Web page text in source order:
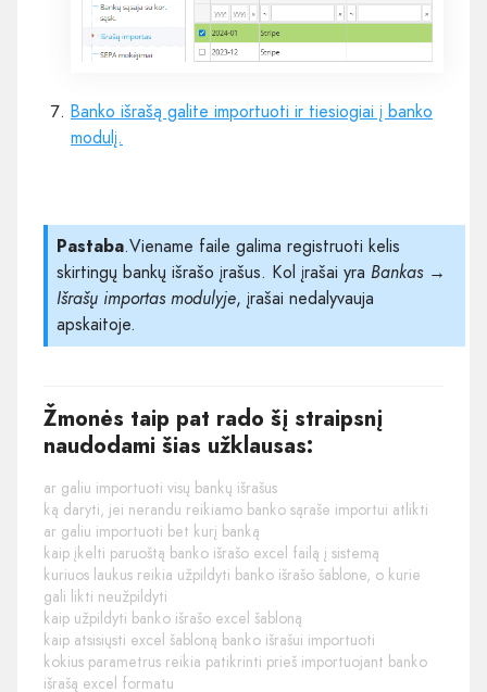
Banko išrašą galite importuoti ir tiesiogiai į banko
modulį.
Pastaba.Viename faile galima registruoti kelis
skirtingų bankų išrašo įrašus. Kol įrašai yra Bankas →
Išrašų importas modulyje, įrašai nedalyvauja
apskaitoje.
Žmonės taip pat rado šį straipsnį
naudodami šias užklausas:
ar galiu importuoti visų bankų išrašus
ką daryti, jei nerandu reikiamo banko sąraše importui atlikti
ar galiu importuoti bet kurį banką
kaip įkelti paruoštą banko išrašo excel failą į sistemą
kuriuos laukus reikia užpildyti banko išrašo šablone, o kurie
gali likti neužpildyti
kaip užpildyti banko išrašo excel šabloną
kaip atsisiųsti excel šabloną banko išrašui importuoti
kokius parametrus reikia patikrinti prieš importuojant banko
išrašą excel formatu